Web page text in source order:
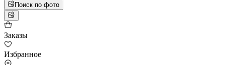
Поиск по фото
Заказы
Избранное